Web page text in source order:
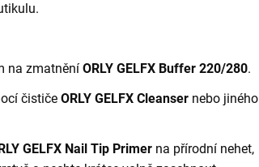
na zmatnění ORLY GELFX Buffer 220/280.
čističe ORLY GELFX Cleanser nebo jiného
GELFX Nail Tip Primer na přírodní nehet,